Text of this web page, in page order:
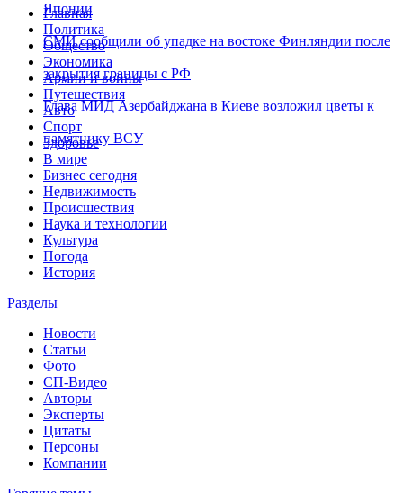
Японии
СМИ сообщили об упадке на востоке Финляндии после
закрытия границы с РФ
Глава МИД Азербайджана в Киеве возложил цветы к
памятнику ВСУ
Главная
Политика
Общество
Экономика
Армии и войны
Путешествия
Авто
Спорт
Здоровье
В мире
Бизнес сегодня
Недвижимость
Происшествия
Наука и технологии
Культура
Погода
История
Разделы
Новости
Статьи
Фото
СП-Видео
Авторы
Эксперты
Цитаты
Персоны
Компании